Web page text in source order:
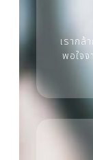
เราก
พอใจ